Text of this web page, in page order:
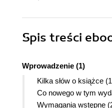
Spis treści
Wprowadzenie (1)
Kilka słów o książce
Co nowego w tym
Wymagania wstępne